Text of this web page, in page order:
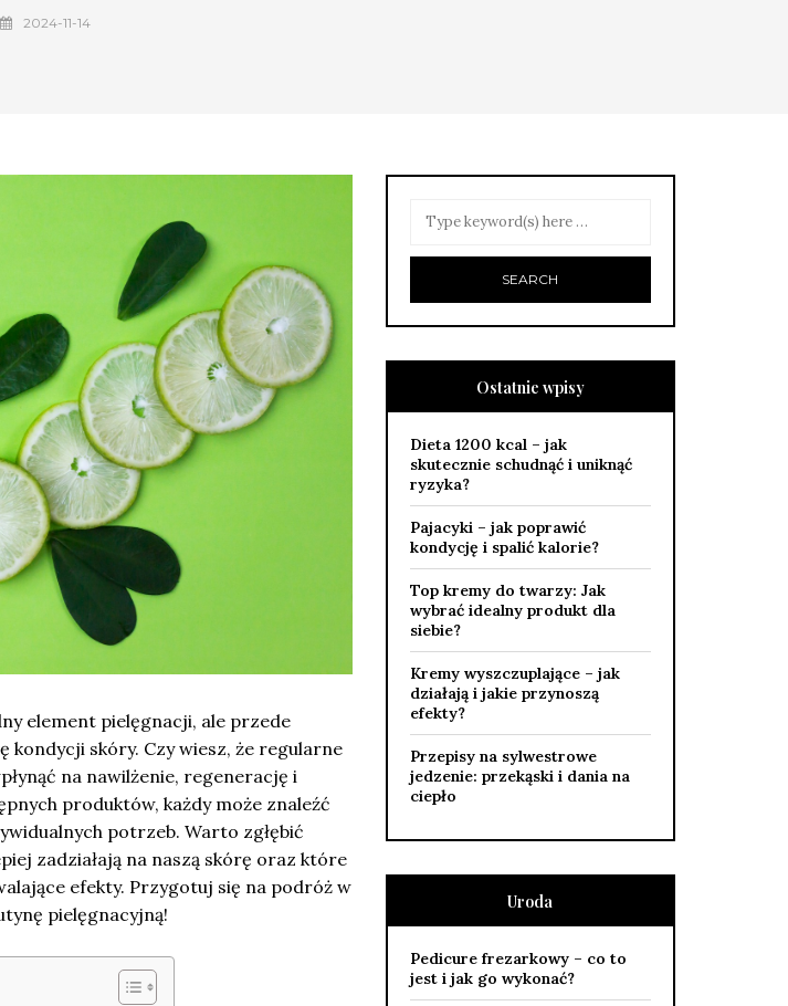
2024-11-14
element pielęgnacji, ale przede
kondycji skóry. Czy wiesz, że regularne
na nawilżenie, regenerację i
produktów, każdy może znaleźć
potrzeb. Warto zgłębić
zadziałają na naszą skórę oraz które
efekty. Przygotuj się na podróż w
pielęgnacyjną!
Ostatnie wpisy
Dieta 1200 kcal – jak
skutecznie schudnąć i uniknąć
ryzyka?
Pajacyki – jak poprawić
kondycję i spalić kalorie?
Top kremy do twarzy: Jak
wybrać idealny produkt dla
siebie?
Kremy wyszczuplające – jak
działają i jakie przynoszą
efekty?
Przepisy na sylwestrowe
jedzenie: przekąski i dania na
ciepło
Uroda
Pedicure frezarkowy – co to
jest i jak go wykonać?